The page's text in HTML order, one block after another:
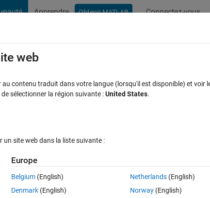
Apprendre Obtenir MATLAB Connectez-vous
Parcourir
to matlab?
Afficher
Ouvrir dans MATLAB Online
web
contenu traduit dans votre langue (lorsqu'il est disponible) et voir
sélectionner la région suivante :United States.
un site web dans la liste suivante :
Europe
Belgium (English)
Denmark (English)
Netherlands(English)
Norway(English)